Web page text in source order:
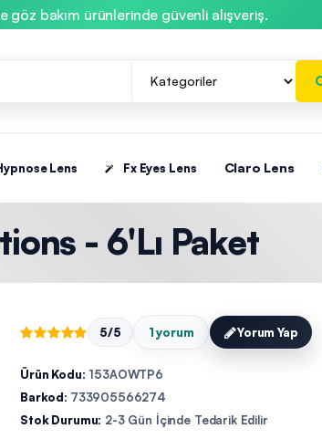
göz bakım ürünlerinde güvenli alışveriş.
Lens Fx Eyes Lens Claro Lens
- 6'lı Paket
5/5 1 yorum Yorum Yap
Ürün Kodu: 153AOWTP6
Barkod: 733905566274
Stok Durumu: 2-3 Gün İçinde Tedarik Edilir